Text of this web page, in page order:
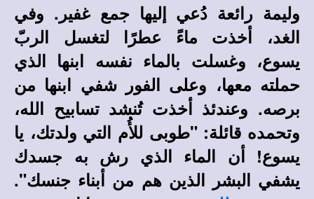
وليمة رائعة دُعي إليها جمع غفير. وفي
الغد، أخذت ماءً عطرًا لتغسل الربّ
يسوع، وغسلت بالماء نفسه ابنها الذي
حملته معها، وعلى الفور شفي ابنها من
برصه. وعندئذ أخذت تُنشد تسابيح الله،
وتحمده قائلة: "طوبى للأُم التي ولدتك، يا
يسوع! أن الماء الذي رش به جسدك
يشفي البشر الذين هم من أبناء جنسك".